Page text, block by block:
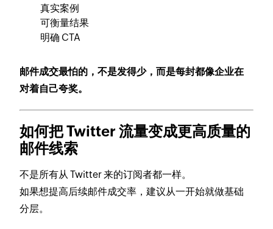
真实案例
可衡量结果
明确 CTA
邮件成交最怕的，不是发得少，而是每封都像企业在
对着自己夸奖。
如何把 Twitter 流量变成更高质量的
邮件线索
不是所有从 Twitter 来的订阅者都一样。
如果想提高后续邮件成交率，建议从一开始就做基础
分层。